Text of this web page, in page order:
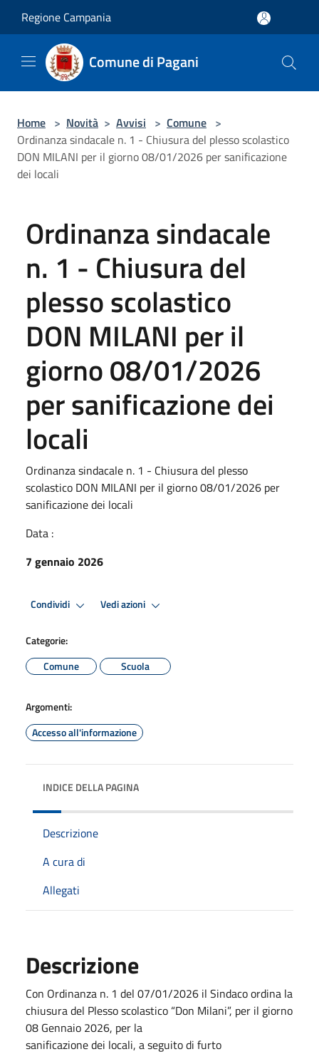
Regione Campania
Comune di Pagani
Home > Novità > Avvisi > Comune >
Ordinanza sindacale n. 1 - Chiusura del plesso scolastico
DON MILANI per il giorno 08/01/2026 per sanificazione
dei locali
Ordinanza sindacale
n. 1 - Chiusura del
plesso scolastico
DON MILANI per il
giorno 08/01/2026
per sanificazione dei
locali
Ordinanza sindacale n. 1 - Chiusura del plesso
scolastico DON MILANI per il giorno 08/01/2026 per
sanificazione dei locali
Data :
7 gennaio 2026
Condividi Vedi azioni
Categorie:
Comune
Scuola
Argomenti:
Accesso all'informazione
INDICE DELLA PAGINA
Descrizione
A cura di
Allegati
Descrizione
Con Ordinanza n. 1 del 07/01/2026 il Sindaco ordina la
chiusura del Plesso scolastico “Don Milani”, per il giorno
08 Gennaio 2026, per la
sanificazione dei locali, a seguito di furto